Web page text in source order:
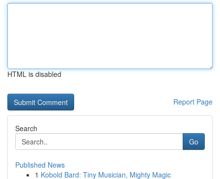
HTML is disabled
Report Page
Search
Go
Published News
1 Kobold Bard: Tiny Musician, Mighty Magic